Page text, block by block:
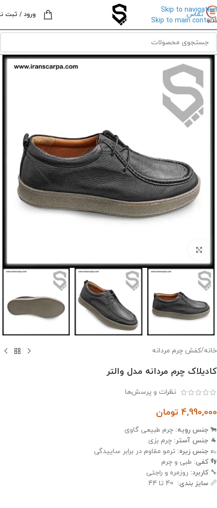
Skip to navigation
Skip to main content
تماس ورود / ثبت
خانه/کفش چرم مردانه
کادیلاک چرم مردانه مدل والتر
نظرات و پرسش‌ها
4,990,000 تومان
🐂 جنس رویه: چرم طبیعی گاوی
🐐 جنس آستر: چرم بزی
👞 جنس زیره: ترمو مقاوم در برابر ساییدگی
👣کفی: طبی و چرم
🔧کاربرد: روزمره و راجتی
📏 سایز بندی: